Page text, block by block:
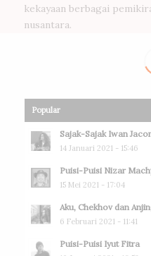
kekayaan berbagai
nusantara.
Popular
Sajak-Sajak Iwan
14 Januari 2021 - 15:46
Puisi-Puisi Nizar
15 Mei 2021 - 17:04
Aku, Chekhov dan
6 Februari 2021 - 11:41
Puisi-Puisi Iyut Fitra